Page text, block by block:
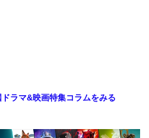
ラマ&映画特集コラムをみる